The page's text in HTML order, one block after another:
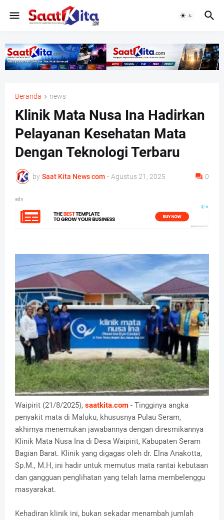
Beranda news
Klinik Mata Nusa Ina Hadirkan
Pelayanan Kesehatan Mata
Dengan Teknologi Terbaru
by Saat Kita News com - Agustus 21, 2025 0
ads
Waipirit (21/8/2025), saatkita.com - Tingginya angka
penyakit mata di Maluku, khususnya Pulau Seram,
akhirnya menemukan jawabannya dengan diresmikannya
Klinik Mata Nusa Ina di Desa Waipirit, Kabupaten Seram
Bagian Barat. Klinik yang digagas oleh dr. Elna Anakotta,
Sp.M., M.H, ini hadir untuk memutus mata rantai kebutaan
dan gangguan penglihatan yang telah lama membelenggu
masyarakat.
Kehadiran klinik ini, bukan sekadar menambah jumlah